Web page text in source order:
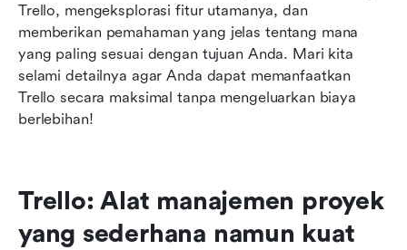
Trello, mengeksplorasi fitur utamanya, dan
memberikan pemahaman yang jelas tentang mana
yang paling sesuai dengan tujuan Anda. Mari kita
selami detailnya agar Anda dapat memanfaatkan
Trello secara maksimal tanpa mengeluarkan biaya
berlebihan!
Trello: Alat manajemen proyek
yang sederhana namun kuat